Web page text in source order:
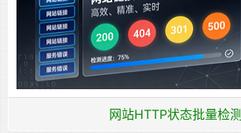
网站HTTP状态批量检测